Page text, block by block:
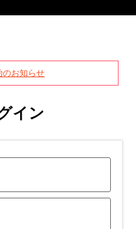
のお知らせ
イン